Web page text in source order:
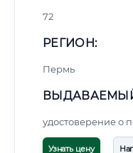
72
РЕГИОН:
Пермь
удостоверение о
Узнать цену